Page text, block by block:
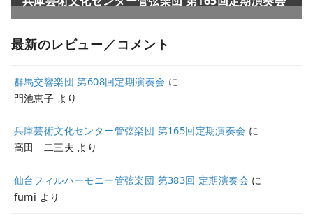
最新のレビュー／コメント
群馬交響楽団 第608回定期演奏会 に
門池恵子 より
兵庫芸術文化センター管弦楽団 第165回定期演奏会 に
高田 二三夫 より
仙台フィルハーモニー管弦楽団 第383回 定期演奏会 に
fumi より